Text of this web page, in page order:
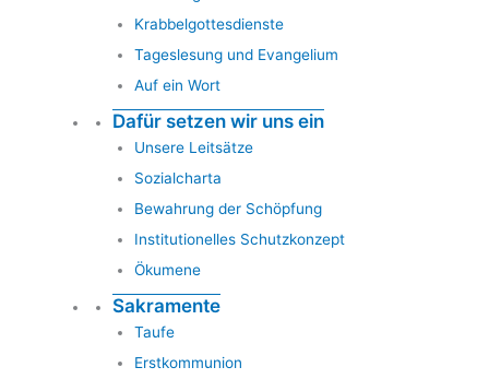
Krabbelgottesdienste
Tageslesung und Evangelium
Auf ein Wort
Dafür setzen wir uns ein
Unsere Leitsätze
Sozialcharta
Bewahrung der Schöpfung
Institutionelles Schutzkonzept
Ökumene
Sakramente
Taufe
Erstkommunion